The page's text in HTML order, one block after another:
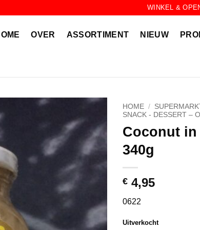
WINKEL &
OVER ASSORTIMENT NIEUW
HOME /
SNACK - DESSERT –
Coconut
340g
€ 4,95
0622
Uitverkocht